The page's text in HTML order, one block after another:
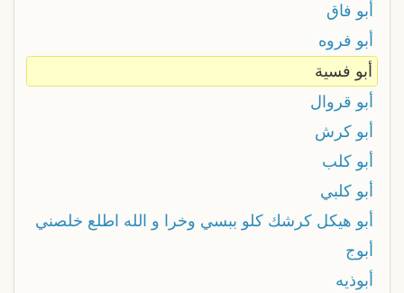
أبو فاق
أبو فروه
أبو فسية
أبو قروال
أبو كرش
أبو كلب
أبو كلبي
أبو هيكل كرشك كلو ببسي وخرا و الله اطلع خلصني
أبوج
أبوذيه